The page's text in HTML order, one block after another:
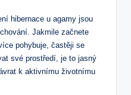
hibernace u agamy jsou
Jakmile začnete
pohybuje, častěji se
své prostředí,⁤ je to jasný‍
k⁢ aktivnímu životnímu